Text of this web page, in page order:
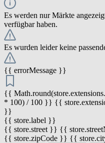
Es werden nur Märkte
verfügbar haben.
Es wurden leider keine
{{ errorMessage }}
{{
* 100) / 100 }} {{
}}
{{ store.label }}
{{ store.street }} {{
{{ store.zipCode }} {{